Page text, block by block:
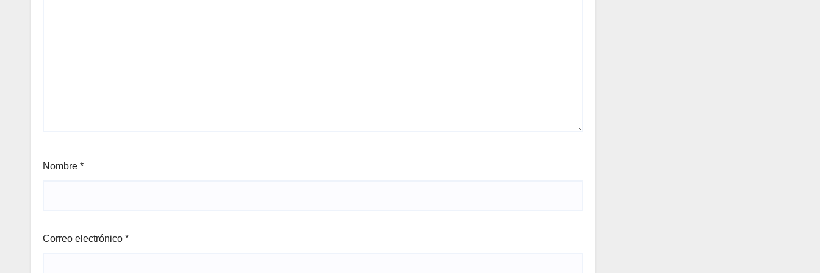
Nombre *
Correo electrónico *